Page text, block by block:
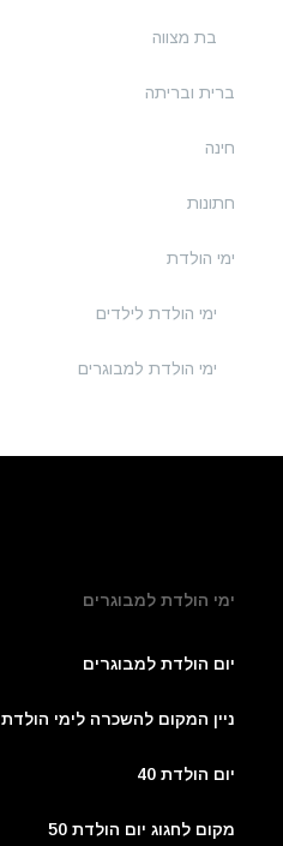
בת מצווה
ברית ובריתה
חינה
חתונות
ימי הולדת
ימי הולדת לילדים
ימי הולדת למבוגרים
ימי הולדת למבוגרים
יום הולדת למבוגרים
ניין המקום להשכרה לימי הולדת
יום הולדת 40
מקום לחגוג יום הולדת 50